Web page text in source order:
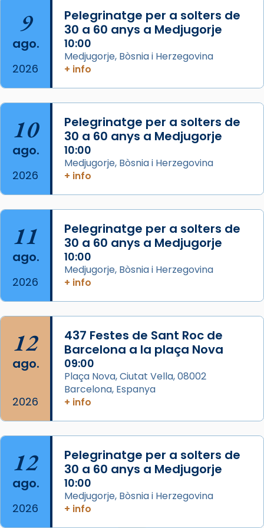
Mataró en reivindicarà les relíq
...Ver más
Foto
View on Facebook
Jaume, fill de Zebedeu, és juntament amb el
seu germà Joan i Pere un dels que
acompanyava més de prop Jesús.
Segons el llibre dels Fets (12,2) fou el primer
apòstol màrtir, decapitat a Jerusalem per
Herodes Agripa (vers l'any 44).
Patró de Galícia, després de les invasions
musulmanes fou venerat com a patró dels
Regnes castellans i més tard de tota
Espanya.
View on Facebook · Share
9
ago.
2026
Pelegrinatge per a solters de
30 a 60 anys a Medjugorje
10:00
Medjugorje, Bòsnia i Herzegovina
+ info
10
ago.
2026
Pelegrinatge per a solters de
30 a 60 anys a Medjugorje
10:00
Medjugorje, Bòsnia i Herzegovina
+ info
11
ago.
2026
Pelegrinatge per a solters de
30 a 60 anys a Medjugorje
10:00
Medjugorje, Bòsnia i Herzegovina
+ info
12
ago.
2026
437 Festes de Sant Roc de
Barcelona a la plaça Nova
09:00
Plaça Nova, Ciutat Vella, 08002
Barcelona, Espanya
+ info
12
ago.
2026
Pelegrinatge per a solters de
30 a 60 anys a Medjugorje
10:00
Medjugorje, Bòsnia i Herzegovina
+ info